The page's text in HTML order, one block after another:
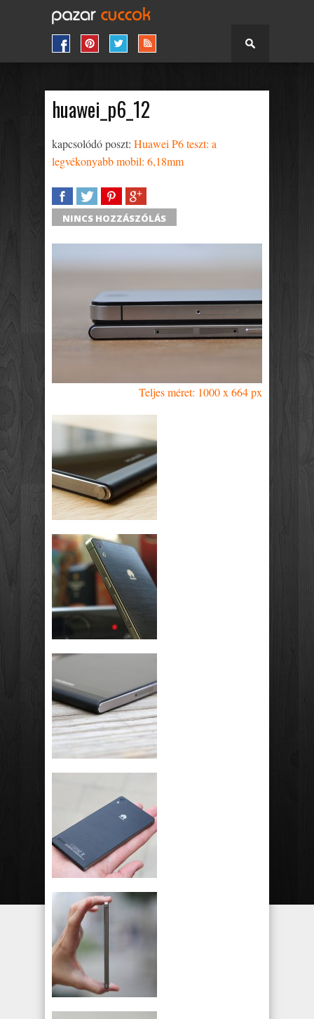
huawei_p6_12
kapcsolódó poszt: Huawei P6 teszt: a
legvékonyabb mobil: 6,18mm
SHARETWEETSHARESHARE
NINCS HOZZÁSZÓLÁS
Teljes méret: 1000 x 664 px